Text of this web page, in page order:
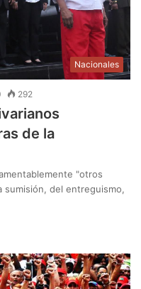
Nacionales
292
de la
"otros
sumisión, del entreguismo,